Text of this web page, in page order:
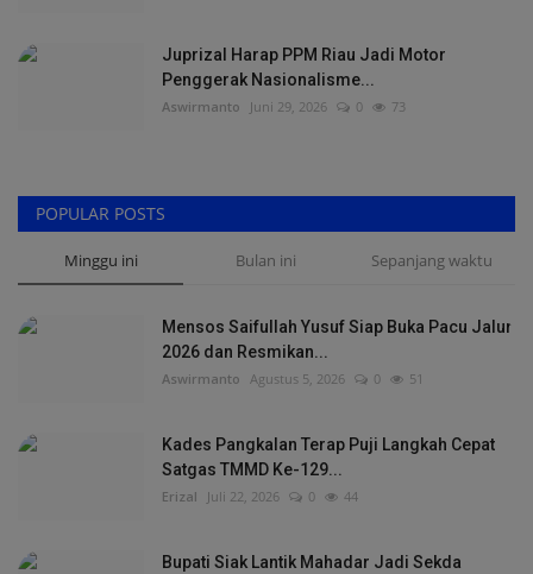
Juprizal Harap PPM Riau Jadi Motor
Penggerak Nasionalisme...
Aswirmanto Juni 29, 2026 0 73
POPULAR POSTS
Minggu ini Bulan ini Sepanjang waktu
Mensos Saifullah Yusuf Siap Buka Pacu Jalur
2026 dan Resmikan...
Aswirmanto Agustus 5, 2026 0 51
Kades Pangkalan Terap Puji Langkah Cepat
Satgas TMMD Ke-129...
Erizal Juli 22, 2026 0 44
Bupati Siak Lantik Mahadar Jadi Sekda